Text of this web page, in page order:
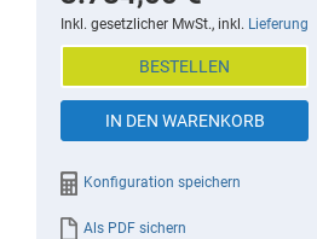
images
Inkl. gesetzlicher MwSt., inkl. Lieferung
IN DEN WARENKORB
BESTELLEN
Konfiguration speichern
Als PDF sichern